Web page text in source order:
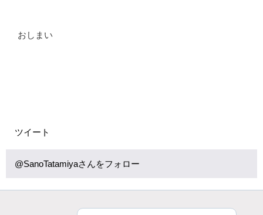
おしまい
ツイート
@SanoTatamiyaさんをフォロー